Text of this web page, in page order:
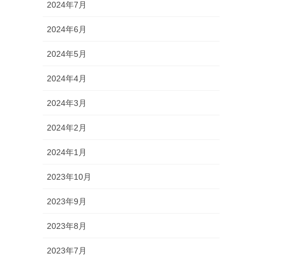
2024年7月
2024年6月
2024年5月
2024年4月
2024年3月
2024年2月
2024年1月
2023年10月
2023年9月
2023年8月
2023年7月